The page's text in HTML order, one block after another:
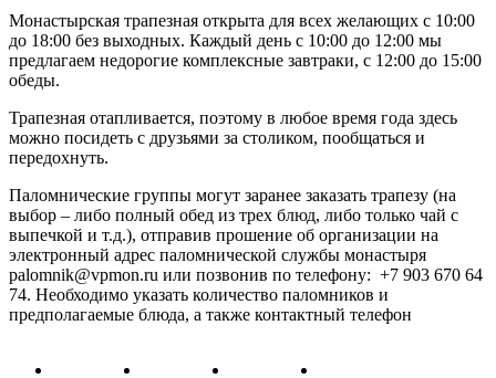
Монастырская трапезная открыта для всех желающих с 10:00
до 18:00 без выходных. Каждый день с 10:00 до 12:00 мы
предлагаем недорогие комплексные завтраки, с 12:00 до 15:00
обеды.
Трапезная отапливается, поэтому в любое время года здесь
можно посидеть с друзьями за столиком, пообщаться и
передохнуть.
Паломнические группы могут заранее заказать трапезу (на
выбор – либо полный обед из трех блюд, либо только чай с
выпечкой и т.д.), отправив прошение об организации на
электронный адрес паломнической службы монастыря
palomnik@vpmon.ru или позвонив по телефону: +7 903 670 64
74. Необходимо указать количество паломников и
предполагаемые блюда, а также контактный телефон